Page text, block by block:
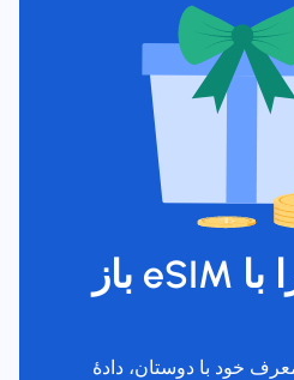
دادهٔ رایگان را با eSIM باز
خود با دوستان، دادهٔ